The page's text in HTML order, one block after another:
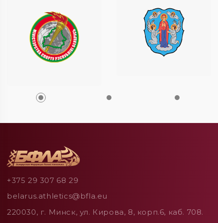
+375 29 307 68 29
belarus.athletics@bfla.eu
220030, г. Минск, ул. Кирова, 8, корп.6, каб. 708.